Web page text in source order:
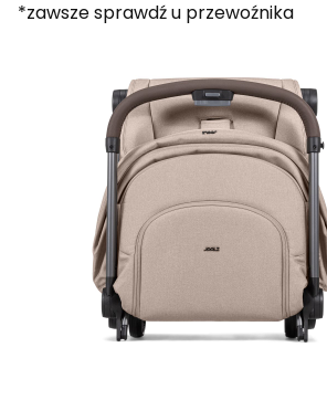
*zawsze sprawdź u przewoźnika